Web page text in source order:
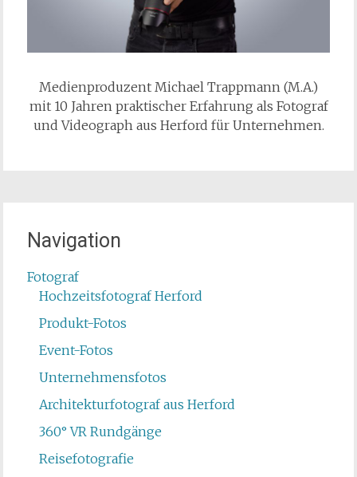
Medienproduzent Michael Trappmann (M.A.)
mit 10 Jahren praktischer Erfahrung als Fotograf
und Videograph aus Herford für Unternehmen.
Navigation
Fotograf
Hochzeitsfotograf Herford
Produkt-Fotos
Event-Fotos
Unternehmensfotos
Architekturfotograf aus Herford
360° VR Rundgänge
Reisefotografie